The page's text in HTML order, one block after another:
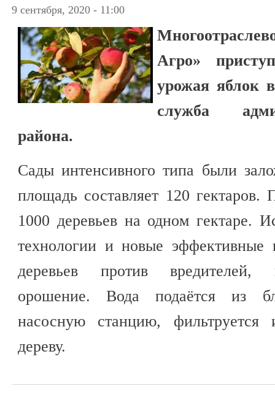
9 сентября, 2020 - 11:00
Агро»
урожая яблок
служба
района.
Сады интенсивного типа были
площадь составляет 120 гектаров.
1000 деревьев на одном гектаре.
технологии и новые эффективные
деревьев против вредителей,
орошение. Вода подаётся из
насосную станцию,
дереву.